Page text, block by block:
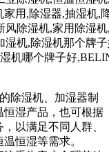
除湿机、加湿器制
恒湿产品，也可根据
以满足不同人群、
恒湿等需求。